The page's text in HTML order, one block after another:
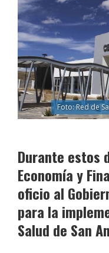
Foto: Red de
Durante estos
Economía y
oficio al
para la
Salud de San